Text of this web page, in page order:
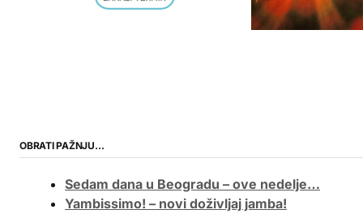
OBRATI PAŽNJU…
Sedam dana u Beogradu – ove nedelje…
Yambissimo! – novi doživljaj jamba!